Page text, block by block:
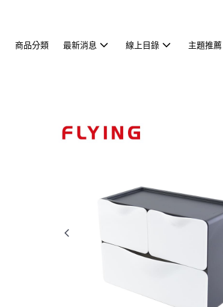
商品分類 最新消息 線上目錄 主題推薦